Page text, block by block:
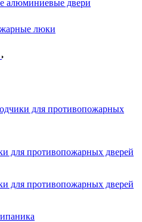
алюминиевые двери
люки
для противопожарных
для противопожарных дверей
для противопожарных дверей